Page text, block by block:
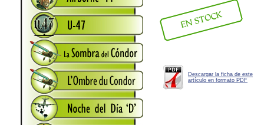
Descargar la ficha de este
artículo en formato PDF